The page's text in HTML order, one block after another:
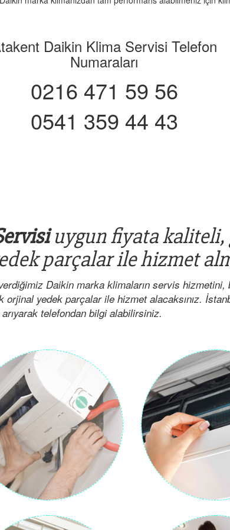
Daikin Klima Servisi Telefon
Numaraları
0216 471 59 56
0541 359 44 43
uygun fiyata kaliteli,
parçalar ile hizmet
Daikin marka klimaların servis hizmetini,
orjinal yedek parçalar ile hizmet alacaksınız.
telefondan bilgi alabilirsiniz.